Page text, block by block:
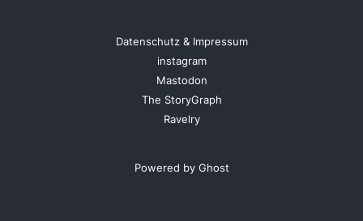
Datenschutz & Impressum
instagram
Mastodon
The StoryGraph
Ravelry
Powered by Ghost